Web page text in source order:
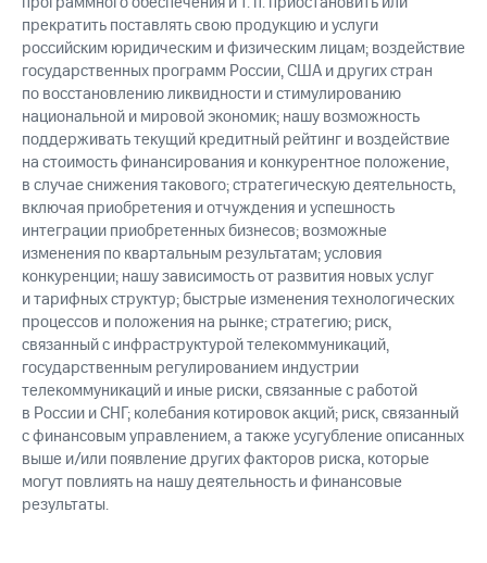
прекратить поставлять свою продукцию и услуги
российским юридическим и физическим лицам; воздействие
государственных программ России, США и других стран
по восстановлению ликвидности и стимулированию
национальной и мировой экономик; нашу возможность
поддерживать текущий кредитный рейтинг и воздействие
на стоимость финансирования и конкурентное положение,
в случае снижения такового; стратегическую деятельность,
включая приобретения и отчуждения и успешность
интеграции приобретенных бизнесов; возможные
изменения по квартальным результатам; условия
конкуренции; нашу зависимость от развития новых услуг
и тарифных структур; быстрые изменения технологических
процессов и положения на рынке; стратегию; риск,
связанный с инфраструктурой телекоммуникаций,
государственным регулированием индустрии
телекоммуникаций и иные риски, связанные с работой
в России и СНГ; колебания котировок акций; риск, связанный
с финансовым управлением, а также усугубление описанных
выше и/или появление других факторов риска, которые
могут повлиять на нашу деятельность и финансовые
результаты.